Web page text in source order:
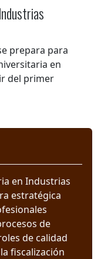
prepara para
en
del primer
en Industrias
estratégica
de
de calidad
fiscalización